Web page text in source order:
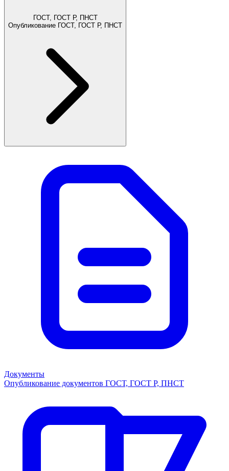
ГОСТ, ГОСТ Р, ПНСТ
Опубликование ГОСТ, ГОСТ Р, ПНСТ
Документы
Опубликование документов ГОСТ, ГОСТ Р, ПНСТ